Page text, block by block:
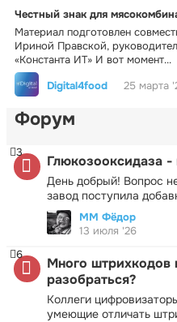
Честный знак для
Материал подготовлен
Ириной Правской,
«Константа ИТ» И вот момент...
Digital4food
25 марта
Форум
Глюкозооксидаза
День добрый! Вопрос
завод поступила
3
ММ Фёдор
13 июля '26
Много штрихкодов
разобраться?
Коллеги
умеющие отличать
6